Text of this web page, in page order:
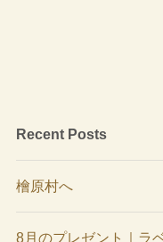
Recent Posts
檜原村へ
8月のプレゼント｜ラ